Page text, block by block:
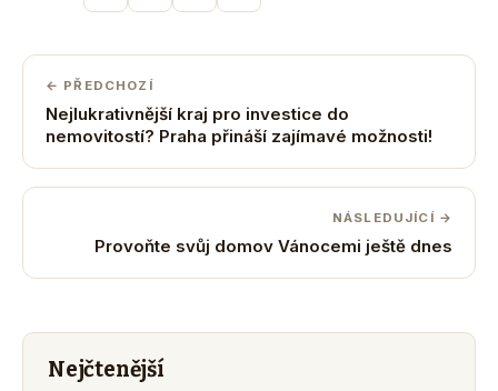
← PŘEDCHOZÍ
Nejlukrativnější kraj pro investice do
nemovitostí? Praha přináší zajímavé možnosti!
NÁSLEDUJÍCÍ →
Provoňte svůj domov Vánocemi ještě dnes
Nejčtenější